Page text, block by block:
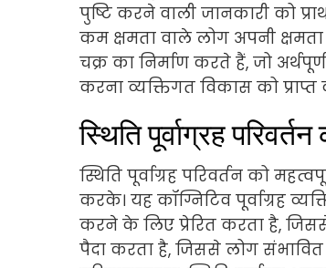
पुष्टि करने वाली जानकारी को
कम क्षमता वाले लोग अपनी
चक्र का निर्माण करते हैं, जो
करना व्यक्तिगत विकास को
स्थिति पूर्वाग्रह
स्थिति पूर्वाग्रह परिवर्तन को
करके। यह कॉग्निटिव पूर्वाग्रह
करने के लिए प्रेरित करता है,
पैदा करता है, जिससे लोग संभावित